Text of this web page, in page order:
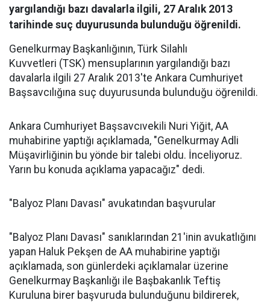
yargılandığı bazı davalarla ilgili, 27 Aralık 2013
tarihinde suç duyurusunda bulunduğu öğrenildi.
Genelkurmay Başkanlığının, Türk Silahlı
Kuvvetleri (TSK) mensuplarının yargılandığı bazı
davalarla ilgili 27 Aralık 2013'te Ankara Cumhuriyet
Başsavcılığına suç duyurusunda bulunduğu öğrenildi.
Ankara Cumhuriyet Başsavcıvekili Nuri Yiğit, AA
muhabirine yaptığı açıklamada, "Genelkurmay Adli
Müşavirliğinin bu yönde bir talebi oldu. İnceliyoruz.
Yarın bu konuda açıklama yapacağız" dedi.
"Balyoz Planı Davası" avukatından başvurular
"Balyoz Planı Davası" sanıklarından 21'inin avukatlığını
yapan Haluk Pekşen de AA muhabirine yaptığı
açıklamada, son günlerdeki açıklamalar üzerine
Genelkurmay Başkanlığı ile Başbakanlık Teftiş
Kuruluna birer başvuruda bulunduğunu bildirerek,